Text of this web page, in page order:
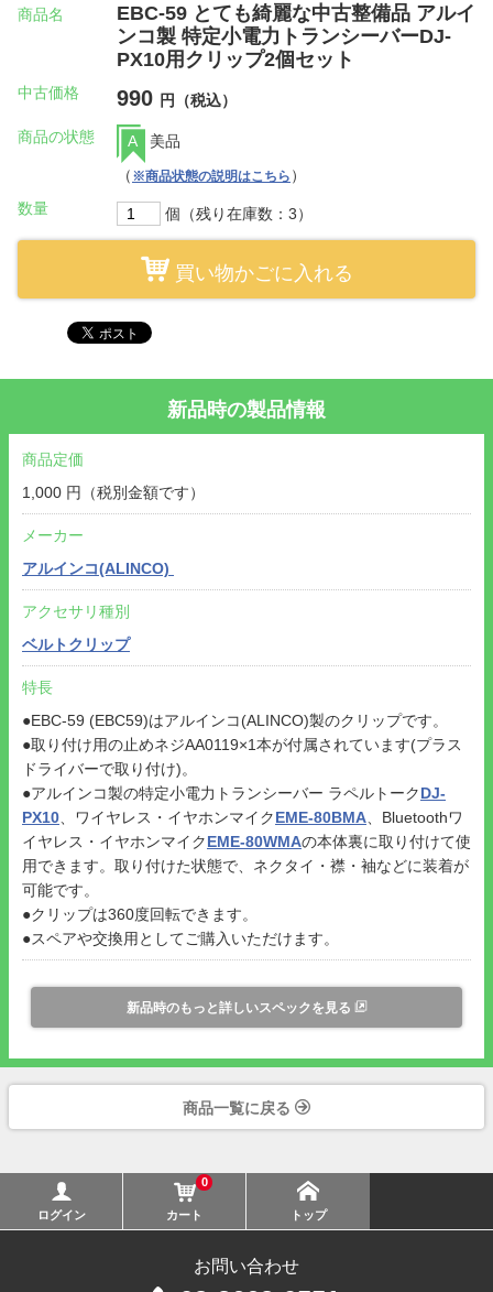
商品名
EBC-59 とても綺麗な中古整備品 アルイ
ンコ製 特定小電力トランシーバーDJ-
PX10用クリップ2個セット
中古価格 990 円（税込）
商品の状態 A
美品
（ ※商品状態の説明はこちら ）
数量
個（残り在庫数：3）
買い物かごに入れる
新品時の製品情報
商品定価
1,000 円（税別金額です）
メーカー
アルインコ(ALINCO)
アクセサリ種別
ベルトクリップ
特長
●EBC-59 (EBC59)はアルインコ(ALINCO)製のクリップです。
●取り付け用の止めネジAA0119×1本が付属されています(プラス
ドライバーで取り付け)。
●アルインコ製の特定小電力トランシーバー ラペルトークDJ-
PX10 、ワイヤレス・イヤホンマイクEME-80BMA 、Bluetoothワ
イヤレス・イヤホンマイクEME-80WMAの本体裏に取り付けて使
用できます。取り付けた状態で、ネクタイ・襟・袖などに装着が
可能です。
●クリップは360度回転できます。
●スペアや交換用としてご購入いただけます。
新品時のもっと詳しいスペックを見る
商品一覧に戻る
ログイン
0
カート トップ
お問い合わせ